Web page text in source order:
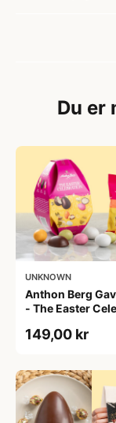
Du er
UNKNOWN
Anthon Berg
- The Easter
149,00 kr